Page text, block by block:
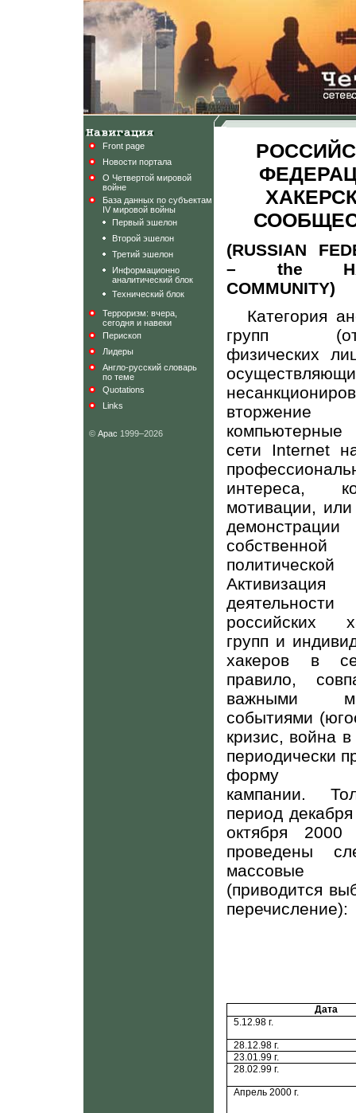
Front page
Новости портала
О Четвертой мировой
войне
База данных по субъектам
IV мировой войны
Первый эшелон
Второй эшелон
Третий эшелон
Информационно
аналитический блок
Технический блок
Терроризм: вчера,
сегодня и навеки
Перископ
Лидеры
Англо-русский словарь
по теме
Quotations
Links
© Арас 1999–2026
(RUSSIAN
– the
COMMUNITY)
Категория
групп
физических
компьютерные
сети Internet
интереса,
мотивации,
демонстрации
собственной
политической
Активизация
деятельности
российских
групп и
хакеров в
правило,
важными
событиями
кризис, война
периодически
форму
кампании.
период
октября
проведены
массовые
(приводится
перечисление):
Дата
5.12.98 г.
28.12.98 г.
23.01.99 г.
28.02.99 г.
Апрель 2000 г.